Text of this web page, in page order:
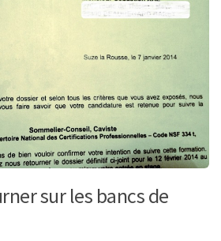
sur les bancs de